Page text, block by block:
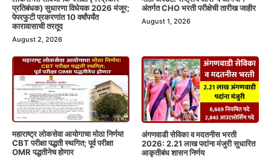
प्रतिबंधक) सुधारणा विधेयक 2026 मंजूर;
पेपरफुटी प्रकरणांत 10 वर्षांपर्यंत
कारावासाची तरतूद
August 2, 2026
अंतर्गत CHO भरती परीक्षेची तारीख जाहीर
August 1, 2026
महाराष्ट्र लोकसेवा आयोगाचा मोठा निर्णय!
CBT परीक्षा पद्धती स्थगित; पूर्व परीक्षा
OMR पद्धतीनेच होणार
अंगणवाडी सेविका व मदतनीस भरती
2026: 2.21 लाख पदांना मंजुरी सुधारित
आकृतीबंध शासन निर्णय